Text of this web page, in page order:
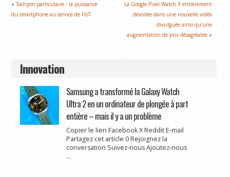
«Tachyon particulaire : la puissance
du smartphone au service de l'IoT
La Google Pixel Watch 3 entièrement
dévoilée dans une nouvelle vidéo
divulguée ainsi qu'une
augmentation de prix désagréable »
Innovation
Samsung a transformé la Galaxy Watch
Ultra 2 en un ordinateur de plongée à part
entière – mais il y a un problème
Copier le lien Facebook X Reddit E-mail
Partagez cet article 0 Rejoignez la
conversation Suivez-nous Ajoutez-nous
...